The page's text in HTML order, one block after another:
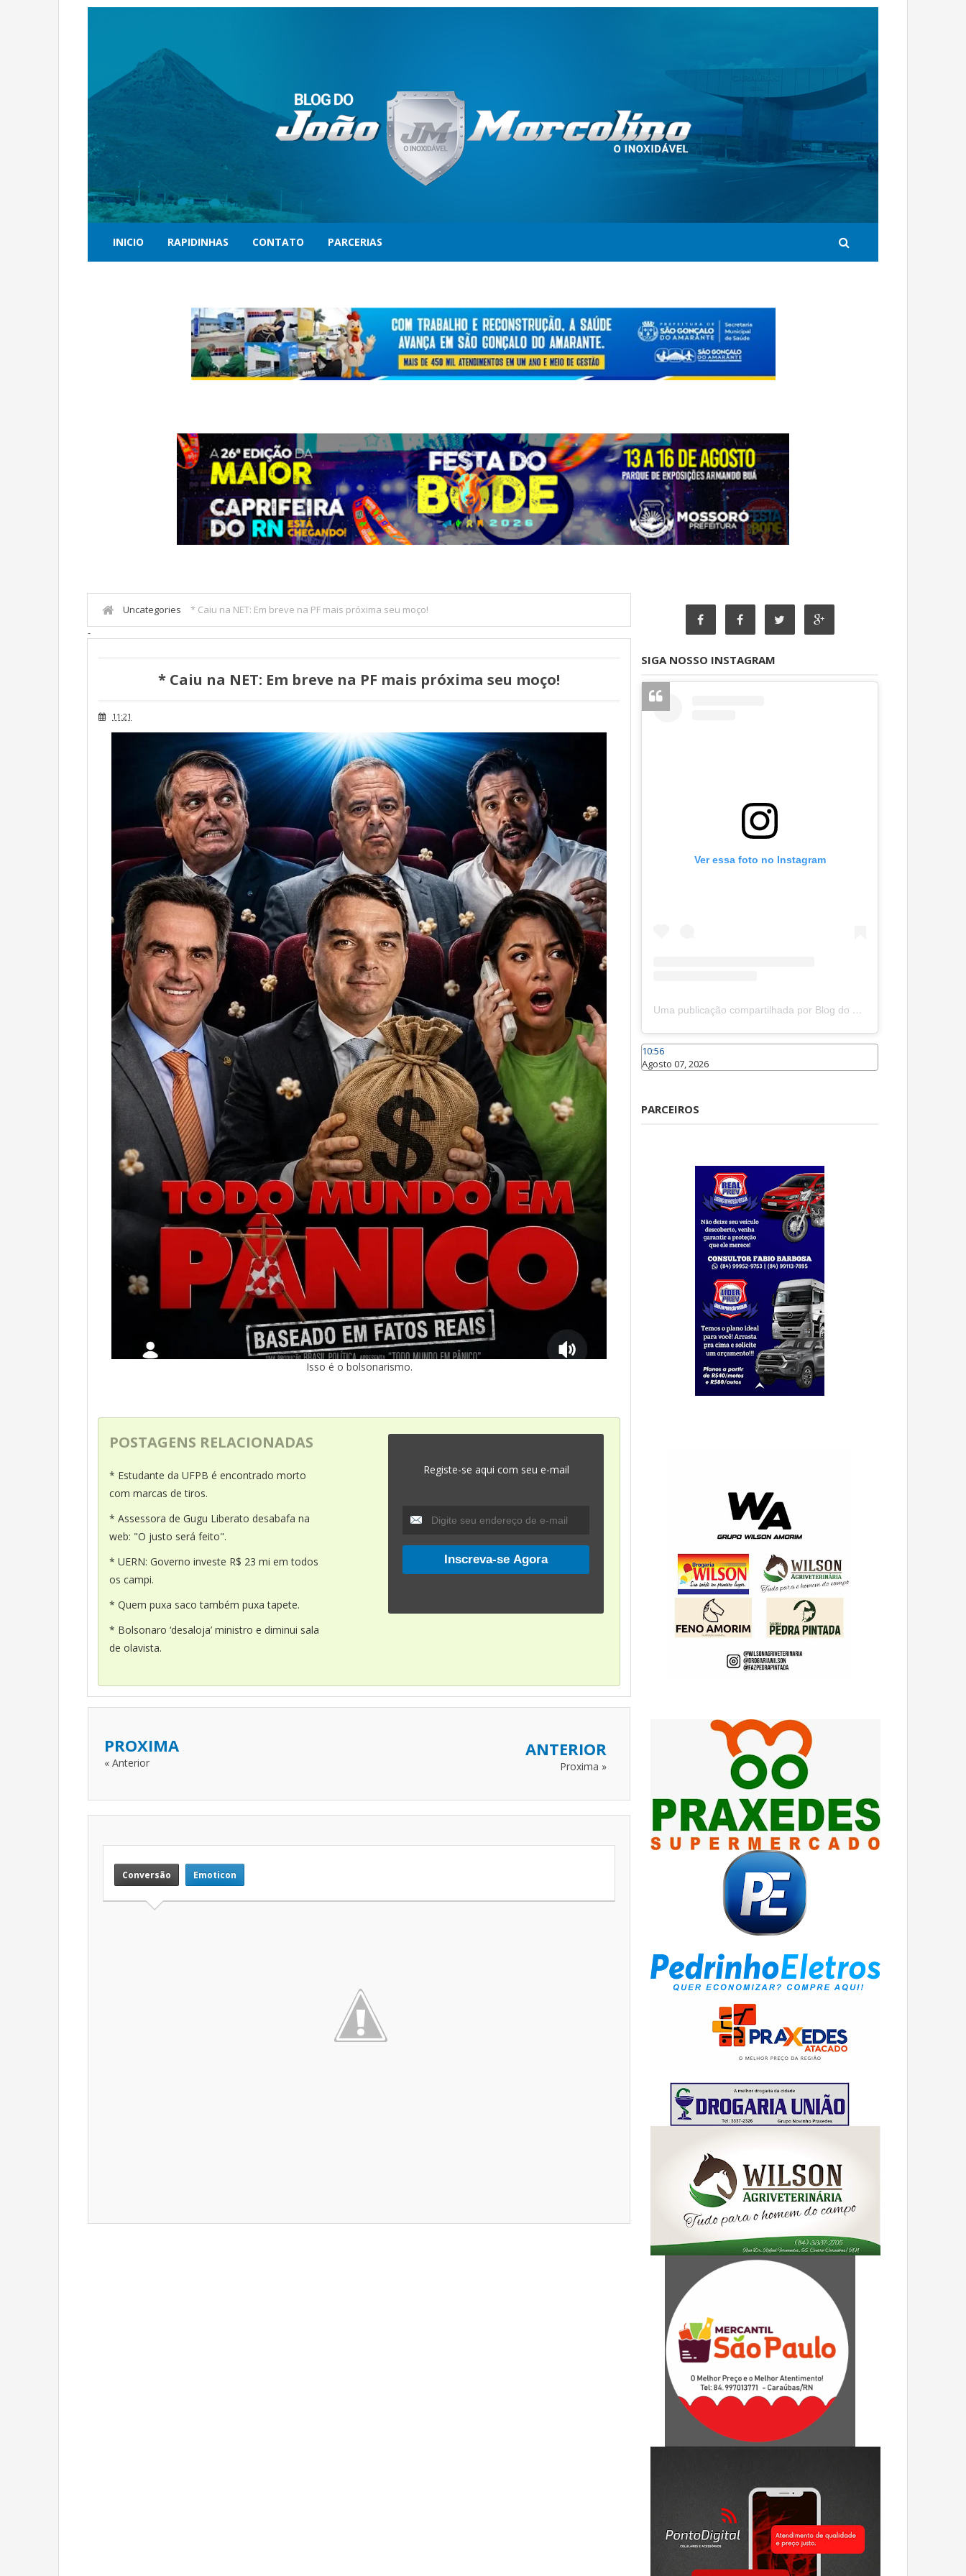
INICIO RAPIDINHAS CONTATO PARCERIAS
Uncategories
* Caiu na NET: Em breve na PF mais próxima seu moço!
-
* Caiu na NET: Em breve na PF mais próxima seu moço!
11:21
Isso é o bolsonarismo.
POSTAGENS RELACIONADAS
* Estudante da UFPB é encontrado morto
com marcas de tiros.
* Assessora de Gugu Liberato desabafa na
web: "O justo será feito".
* UERN: Governo investe R$ 23 mi em todos
os campi.
* Quem puxa saco também puxa tapete.
* Bolsonaro ‘desaloja’ ministro e diminui sala
de olavista.
Registe-se aqui com seu e-mail
PROXIMA
« Anterior
ANTERIOR
Proxima »
Conversão Emoticon
SIGA NOSSO INSTAGRAM
Ver essa foto no Instagram
Uma publicação compartilhada por Blog do João Marcolino (@joaomarcolinoneto)
10:56
Agosto 07, 2026
PARCEIROS